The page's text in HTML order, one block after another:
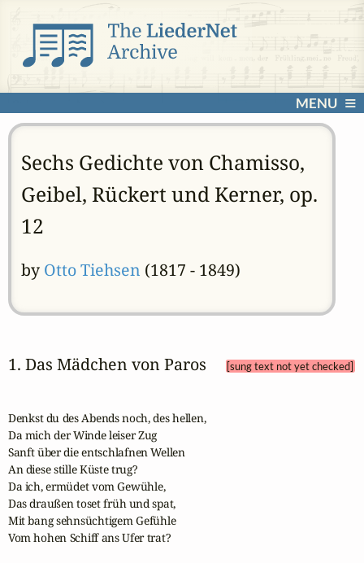
MENU
Sechs Gedichte von Chamisso,
Geibel, Rückert und Kerner, op.
12
by Otto Tiehsen (1817 - 1849)
1. Das Mädchen von Paros [sung text not yet checked]
Denkst du des Abends noch, des hellen,
Da mich der Winde leiser Zug
Sanft über die entschlafnen Wellen
An diese stille Küste trug?
Da ich, ermüdet vom Gewühle,
Das draußen toset früh und spat,
Mit bang sehnsüchtigem Gefühle
Vom hohen Schiff ans Ufer trat?